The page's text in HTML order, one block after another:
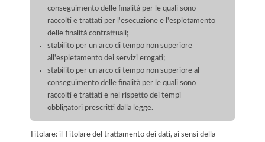
conseguimento delle finalità per le quali sono
raccolti e trattati per l'esecuzione e l'espletamento
delle finalità contrattuali;
stabilito per un arco di tempo non superiore
all'espletamento dei servizi erogati;
stabilito per un arco di tempo non superiore al
conseguimento delle finalità per le quali sono
raccolti e trattati e nel rispetto dei tempi
obbligatori prescritti dalla legge.
Titolare: il Titolare del trattamento dei dati, ai sensi della